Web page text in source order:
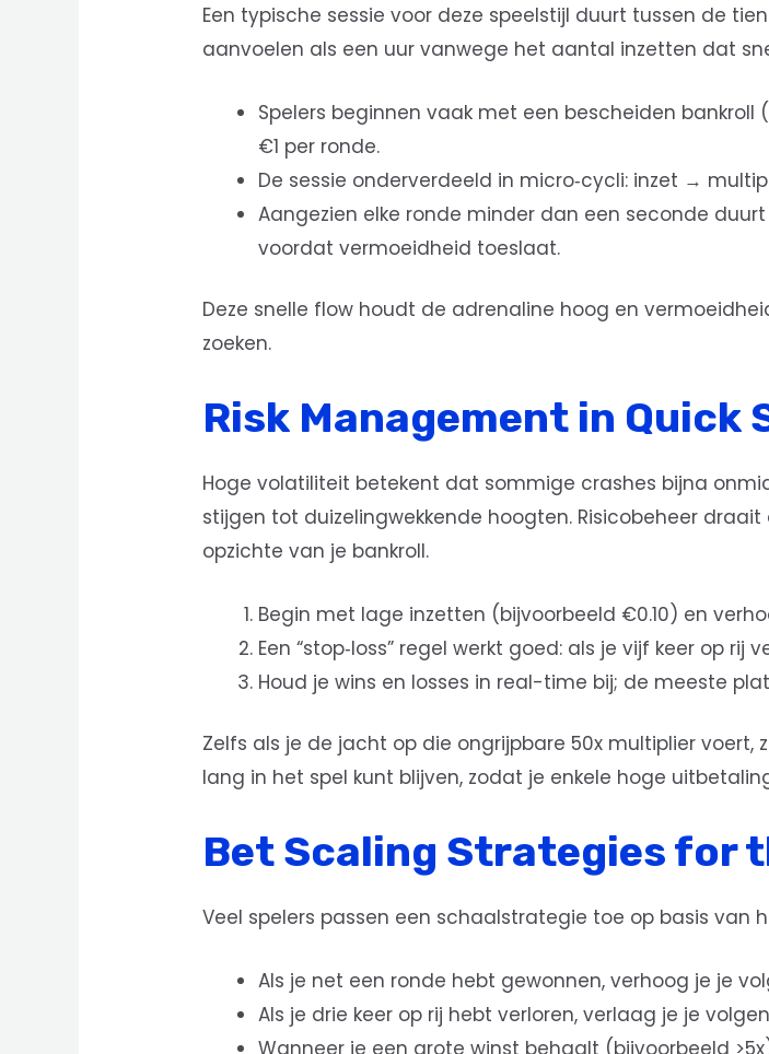
Een typische sessie voor deze speelstijl duurt tussen de
aanvoelen als een uur vanwege het aantal inzetten dat
Spelers beginnen vaak met een bescheiden
€1 per ronde.
De sessie onderverdeeld in micro‑cycli: inzet →
Aangezien elke ronde minder dan een seconde
voordat vermoeidheid toeslaat.
Deze snelle flow houdt de adrenaline hoog en
zoeken.
Risk Management in Quick
Hoge volatiliteit betekent dat sommige crashes bijna
stijgen tot duizelingwekkende hoogten. Risicobeheer
opzichte van je bankroll.
Begin met lage inzetten (bijvoorbeeld €0.10) en
Een “stop‑loss” regel werkt goed: als je vijf keer op rij
Houd je wins en losses in real-time bij; de meeste
Zelfs als je de jacht op die ongrijpbare 50x multiplier
lang in het spel kunt blijven, zodat je enkele hoge
Bet Scaling Strategies for
Veel spelers passen een schaalstrategie toe op basis van
Als je net een ronde hebt gewonnen, verhoog je je
Als je drie keer op rij hebt verloren, verlaag je je
Wanneer je een grote winst behaalt (bijvoorbeeld